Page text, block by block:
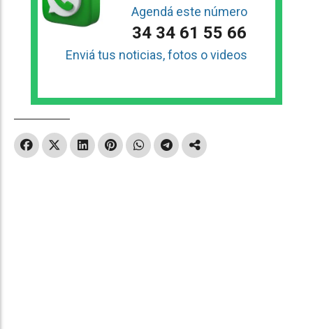
Agendá este número
34 34 61 55 66
Enviá tus noticias, fotos o videos